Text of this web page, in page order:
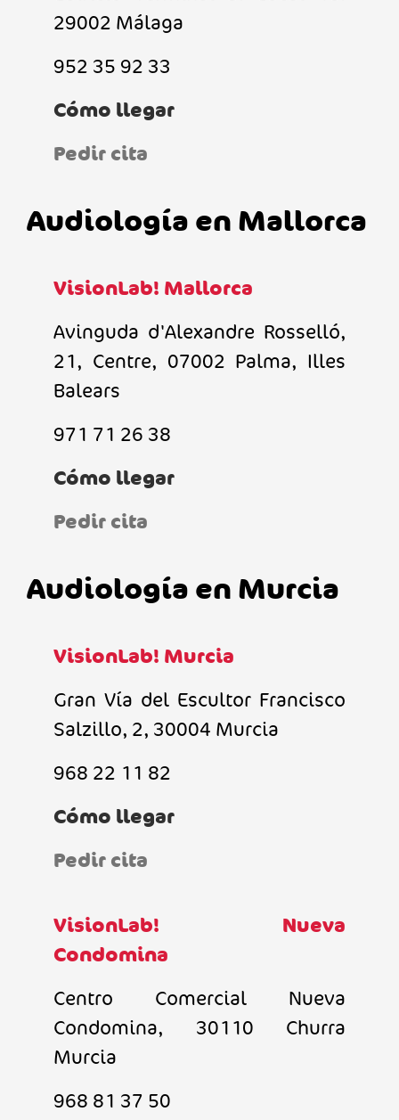
29002 Málaga
952 35 92 33
Cómo llegar
Pedir cita
Audiología en Mallorca
VisionLab! Mallorca
Avinguda d'Alexandre Rosselló,
21, Centre, 07002 Palma, Illes
Balears
971 71 26 38
Cómo llegar
Pedir cita
Audiología en Murcia
VisionLab! Murcia
Gran Vía del Escultor Francisco
Salzillo, 2, 30004 Murcia
968 22 11 82
Cómo llegar
Pedir cita
VisionLab! Nueva
Condomina
Centro Comercial Nueva
Condomina, 30110 Churra
Murcia
968 81 37 50